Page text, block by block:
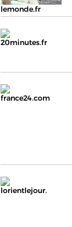
lemonde.fr
20minutes.fr
france24.com
lorientlejour.